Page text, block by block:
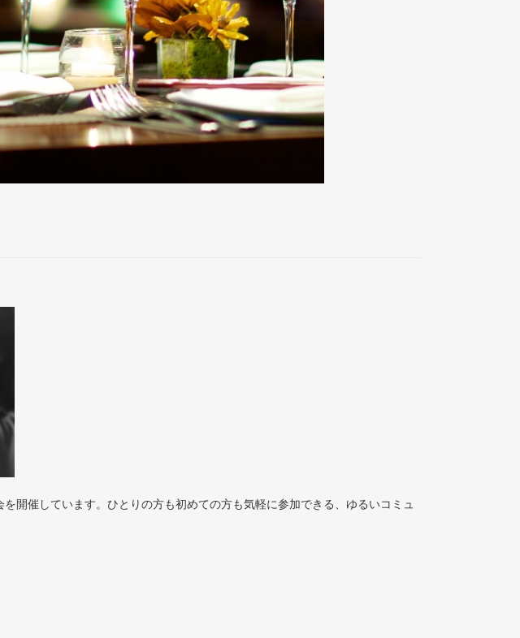
開催しています。ひとりの方も初めての方も気軽に参加できる、ゆるいコミュ